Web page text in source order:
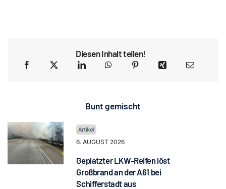
Diesen Inhalt teilen!
Bunt gemischt
6. AUGUST 2026
Geplatzter LKW-Reifen löst
Großbrand an der A61 bei
Schifferstadt aus